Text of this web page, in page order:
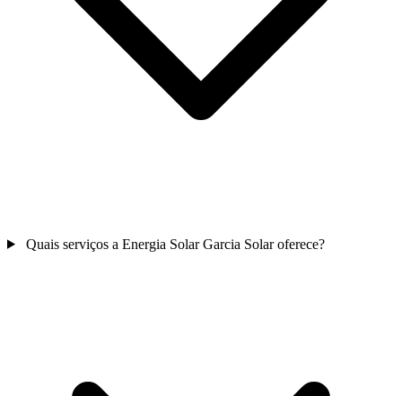
Quais serviços a Energia Solar Garcia Solar oferece?